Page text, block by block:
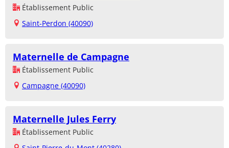
Établissement Public
Saint-Perdon (40090)
Maternelle de Campagne
Établissement Public
Campagne (40090)
Maternelle Jules Ferry
Établissement Public